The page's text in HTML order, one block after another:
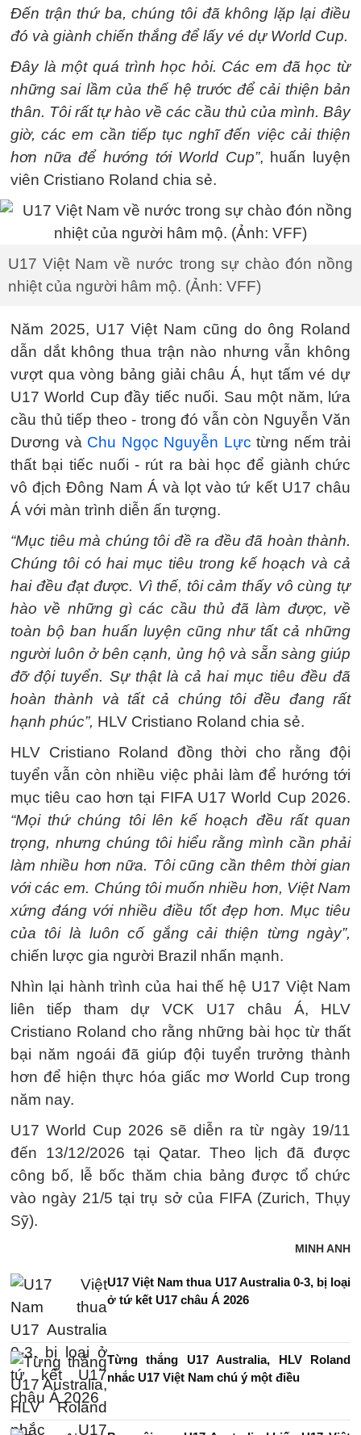
Đến trận thứ ba, chúng tôi đã không lặp lại điều
đó và giành chiến thắng để lấy vé dự World Cup.
Đây là một quá trình học hỏi. Các em đã học từ
những sai lầm của thế hệ trước để cải thiện bản
thân. Tôi rất tự hào về các cầu thủ của mình. Bây
giờ, các em cần tiếp tục nghĩ đến việc cải thiện
hơn nữa để hướng tới World Cup”, huấn luyện
viên Cristiano Roland chia sẻ.
U17 Việt Nam về nước trong sự chào đón nồng
nhiệt của người hâm mộ. (Ảnh: VFF)
Năm 2025, U17 Việt Nam cũng do ông Roland
dẫn dắt không thua trận nào nhưng vẫn không
vượt qua vòng bảng giải châu Á, hụt tấm vé dự
U17 World Cup đầy tiếc nuối. Sau một năm, lứa
cầu thủ tiếp theo - trong đó vẫn còn Nguyễn Văn
Dương và Chu Ngọc Nguyễn Lực từng nếm trải
thất bại tiếc nuối - rút ra bài học để giành chức
vô địch Đông Nam Á và lọt vào tứ kết U17 châu
Á với màn trình diễn ấn tượng.
“Mục tiêu mà chúng tôi đề ra đều đã hoàn thành.
Chúng tôi có hai mục tiêu trong kế hoạch và cả
hai đều đạt được. Vì thế, tôi cảm thấy vô cùng tự
hào về những gì các cầu thủ đã làm được, về
toàn bộ ban huấn luyện cũng như tất cả những
người luôn ở bên cạnh, ủng hộ và sẵn sàng giúp
đỡ đội tuyển. Sự thật là cả hai mục tiêu đều đã
hoàn thành và tất cả chúng tôi đều đang rất
hạnh phúc”, HLV Cristiano Roland chia sẻ.
HLV Cristiano Roland đồng thời cho rằng đội
tuyển vẫn còn nhiều việc phải làm để hướng tới
mục tiêu cao hơn tại FIFA U17 World Cup 2026.
“Mọi thứ chúng tôi lên kế hoạch đều rất quan
trọng, nhưng chúng tôi hiểu rằng mình cần phải
làm nhiều hơn nữa. Tôi cũng cần thêm thời gian
với các em. Chúng tôi muốn nhiều hơn, Việt Nam
xứng đáng với nhiều điều tốt đẹp hơn. Mục tiêu
của tôi là luôn cố gắng cải thiện từng ngày”,
chiến lược gia người Brazil nhấn mạnh.
Nhìn lại hành trình của hai thế hệ U17 Việt Nam
liên tiếp tham dự VCK U17 châu Á, HLV
Cristiano Roland cho rằng những bài học từ thất
bại năm ngoái đã giúp đội tuyển trưởng thành
hơn để hiện thực hóa giấc mơ World Cup trong
năm nay.
U17 World Cup 2026 sẽ diễn ra từ ngày 19/11
đến 13/12/2026 tại Qatar. Theo lịch đã được
công bố, lễ bốc thăm chia bảng được tổ chức
vào ngày 21/5 tại trụ sở của FIFA (Zurich, Thụy
Sỹ).
MINH ANH
U17 Việt Nam thua U17 Australia 0-3, bị loại
ở tứ kết U17 châu Á 2026
Từng thắng U17 Australia, HLV Roland
nhắc U17 Việt Nam chú ý một điều